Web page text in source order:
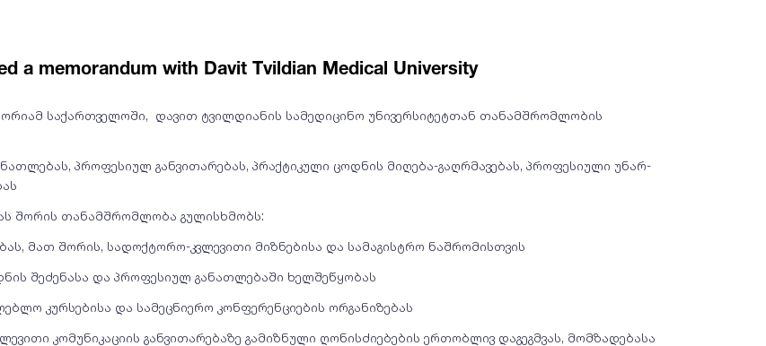
a memorandum with Davit Tvildian Medical University
საქართველოში, დავით ტვილდიანის სამედიცინო უნივერსიტეტთან თანამშრომლობის
პროფესიულ განვითარებას, პრაქტიკული ცოდნის მიღება-გაღრმავებას, პროფესიული უნარ-
შორის თანამშრომლობა გულისხმობს:
მათ შორის, სადოქტორო-კვლევითი მიზნებისა და სამაგისტრო ნაშრომისთვის
შეძენასა და პროფესიულ განათლებაში ხელშეწყობას
კურსებისა და სამეცნიერო კონფერენციების ორგანიზებას
კომუნიკაციის განვითარებაზე გამიზნული ღონისძიებების ერთობლივ დაგეგმვას, მომზადებასა